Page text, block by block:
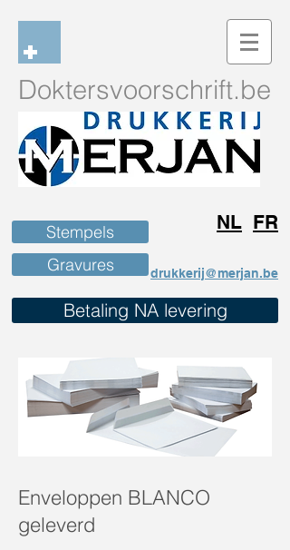
Doktersvoorschrift.be
Stempels NL FR
drukkerij@merjan.be
Gravures
Betaling NA levering
Enveloppen BLANCO
geleverd